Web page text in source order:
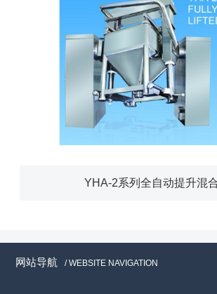
YHA-2系列全自动提升混
网站导航 / WEBSITE NAVIGATION